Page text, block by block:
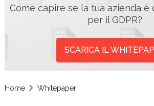
Come capire se la tua azienda
per il GDPR?
SCARICA IL
Home Whitepaper